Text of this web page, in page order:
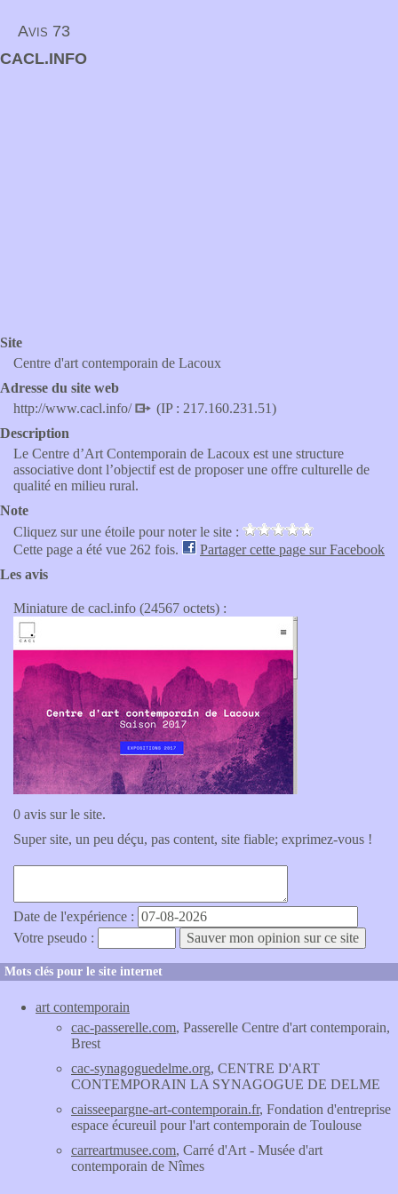
Avis 73
CACL.INFO
Site
Centre d'art contemporain de Lacoux
Adresse du site web
http://www.cacl.info/
(IP : 217.160.231.51)
Description
Le Centre d’Art Contemporain de Lacoux est une structure
associative dont l’objectif est de proposer une offre culturelle de
qualité en milieu rural.
Note
Cliquez sur une étoile pour noter le site :
Cette page a été vue 262 fois.
Partager cette page sur Facebook
Les avis
Miniature de cacl.info (24567 octets) :
0 avis sur le site.
Super site, un peu déçu, pas content, site fiable; exprimez-vous !
Date de l'expérience :
Votre pseudo :
Mots clés pour le site internet
art contemporain
cac-passerelle.com, Passerelle Centre d'art contemporain,
Brest
cac-synagoguedelme.org, CENTRE D'ART
CONTEMPORAIN LA SYNAGOGUE DE DELME
caisseepargne-art-contemporain.fr, Fondation d'entreprise
espace écureuil pour l'art contemporain de Toulouse
carreartmusee.com, Carré d'Art - Musée d'art
contemporain de Nîmes